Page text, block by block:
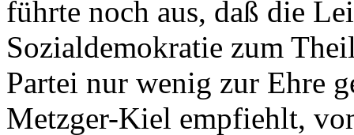
führte noch aus, daß die
Sozialdemokratie zum
Partei nur wenig zur Ehre
Metzger-Kiel empfiehlt,